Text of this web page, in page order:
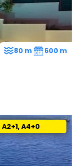
80 m 600 m
A2+1, A4+0